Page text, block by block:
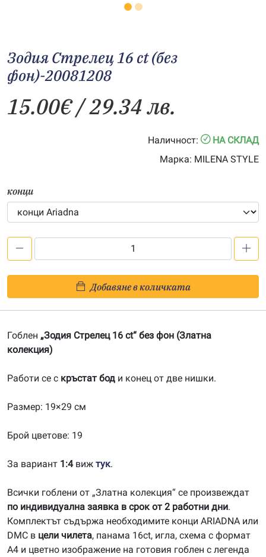
Зодия Стрелец 16 ct (без
фон)-20081208
15.00€/ 29.34 лв.
Наличност:
НА СКЛАД
Марка: MILENA STYLE
конци
Стрелец
16
(без
фон)-20081208
Добавяне в количката
Гоблен „Зодия Стрелец 16 ct“ без фон (Златна
колекция)
Работи се с кръстат бод и конец от две нишки.
Размер: 19×29 см
Брой цветове: 19
За вариант 1:4виж тук.
Всички гоблени от „Златна колекция“ се произвеждат
по индивидуална заявка в срок от 2 работни дни.
Комплектът съдържа необходимите конци ARIADNA или
DMC в цели чилета, панама 16ct, игла, схема с формат
А4 и цветно изображение на готовия гоблен с легенда